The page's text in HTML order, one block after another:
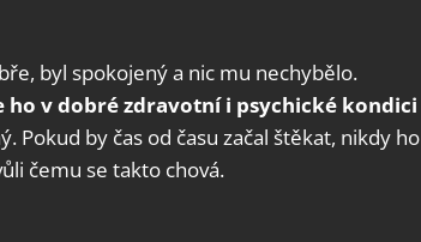
byl spokojený a nic mu nechybělo.
ho v dobré zdravotní i psychické kondici
Pokud by čas od času začal štěkat, nikdy ho
čemu se takto chová.